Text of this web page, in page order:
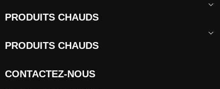
PRODUITS CHAUDS
PRODUITS CHAUDS
CONTACTEZ-NOUS